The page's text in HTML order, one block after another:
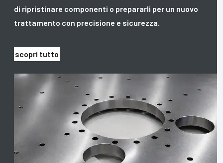
di ripristinare componenti o prepararli per un nuovo
trattamento con precisione e sicurezza.
scopri tutto